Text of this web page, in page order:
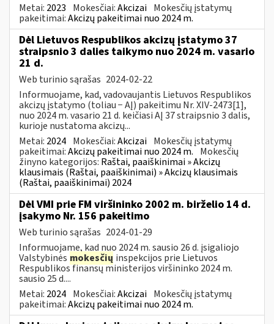
Metai: 2023 Mokesčiai:Akcizai Mokesčių įstatymų
pakeitimai:Akcizų pakeitimai nuo 2024 m.
Dėl Lietuvos Respublikos akcizų įstatymo 37
straipsnio 3 dalies taikymo nuo 2024 m. vasario
21 d.
Web turinio sąrašas 2024-02-22
Informuojame, kad, vadovaujantis Lietuvos Respublikos
akcizų įstatymo (toliau − AĮ) pakeitimu Nr. XIV-2473[1],
nuo 2024 m. vasario 21 d. keičiasi AĮ 37 straipsnio 3 dalis,
kurioje nustatoma akcizų...
Metai: 2024 Mokesčiai:Akcizai Mokesčių įstatymų
pakeitimai:Akcizų pakeitimai nuo 2024 m. Mokesčių
žinyno kategorijos: Raštai, paaiškinimai » Akcizų
klausimais (Raštai, paaiškinimai) » Akcizų klausimais
(Raštai, paaiškinimai) 2024
Dėl VMI prie FM viršininko 2002 m. birželio 14 d.
įsakymo Nr. 156 pakeitimo
Web turinio sąrašas 2024-01-29
Informuojame, kad nuo 2024 m. sausio 26 d. įsigaliojo
Valstybinės mokesčių inspekcijos prie Lietuvos
Respublikos finansų ministerijos viršininko 2024 m.
sausio 25 d....
Metai: 2024 Mokesčiai:Akcizai Mokesčių įstatymų
pakeitimai:Akcizų pakeitimai nuo 2024 m.